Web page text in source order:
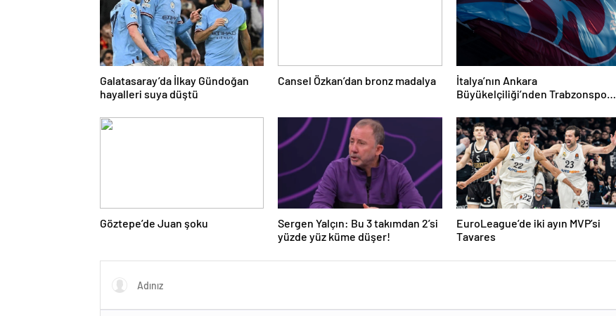
Galatasaray’da İlkay Gündoğan
hayalleri suya düştü
Cansel Özkan’dan bronz madalya
İtalya’nın Ankara
Büyükelçiliği’nden Trabzonspor’a
Göztepe’de Juan şoku
Sergen Yalçın: Bu 3 takımdan 2’si
yüzde yüz küme düşer!
EuroLeague’de iki ayın MVP’si
Tavares